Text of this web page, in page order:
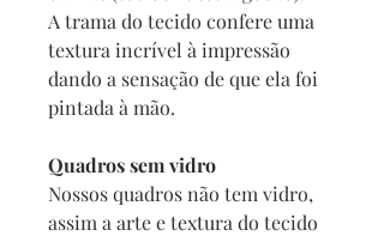
A trama do tecido confere uma
textura incrível à impressão
dando a sensação de que ela foi
pintada à mão.
Quadros sem vidro
Nossos quadros não tem vidro,
assim a arte e textura do tecido